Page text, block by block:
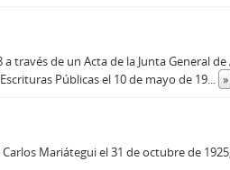
través de un Acta de la Junta General de
Públicas el 10 de mayo de 19... »
Mariátegui el 31 de octubre de